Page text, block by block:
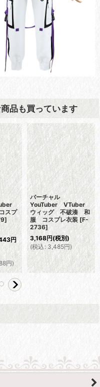
品も買っています
スプ
]
円
円)
バーチャル
YouTuber VTuber
ウィッグ 不破湊 和
服 コスプレ衣装 [F-
2736]
3,168円(税別)
(税込: 3,485円)